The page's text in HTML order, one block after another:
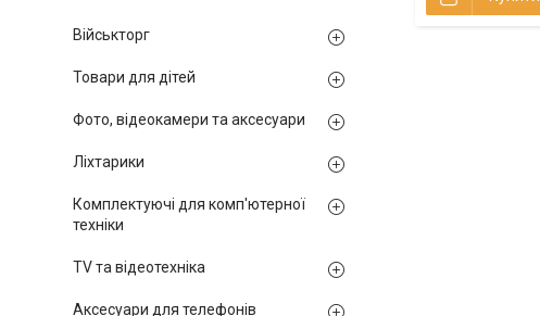
Військторг
Товари для дітей
Фото, відеокамери та аксесуари
Ліхтарики
Комплектуючі для комп'ютерної
техніки
TV та відеотехніка
Аксесуари для телефонів